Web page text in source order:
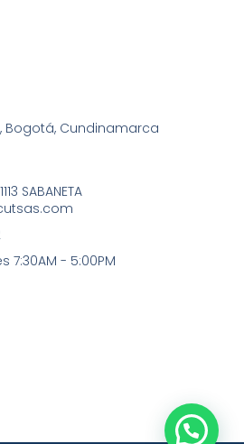
Bogotá, Cundinamarca
SABANETA
7:30AM - 5:00PM